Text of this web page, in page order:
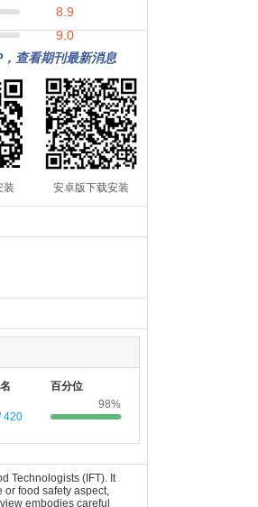
8.9
9.0
，查看期刊最新消息
装 安卓版下载安装
百分位
420
98%
Technologists (IFT). It
food safety aspect,
embodies careful